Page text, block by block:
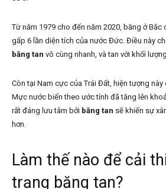
Từ năm 1979 cho đến năm 2020, băng ở Bắc
gấp 6 lần diện tích của nước Đức. Điều này
băng tan vô cùng nhanh, và tan với khối
Còn tại Nam cực của Trái Đất, hiện tượng
Mực nước biển theo ước tính đã tăng lên
rất đáng lưu tâm bởi băng tan sẽ khiến sự
hơn.
Làm thế nào để cải
trạng băng tan?